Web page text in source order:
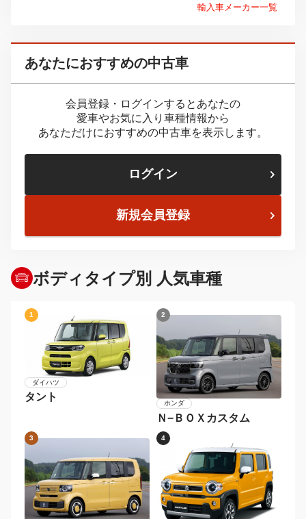
輸入車メーカー一覧
あなたにおすすめの中古車
会員登録・ログインするとあなたの
愛車やお気に入り車種情報から
あなただけにおすすめの中古車を表示します。
ログイン
新規会員登録
ボディタイプ別 人気車種
1
ダイハツ
タント
2
ホンダ
Ｎ−ＢＯＸカスタム
3 4